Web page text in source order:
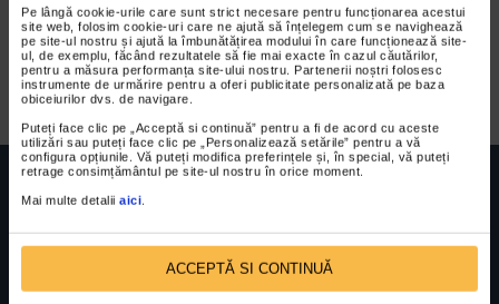
Pe lângă cookie-urile care sunt strict necesare pentru funcționarea acestui
site web, folosim cookie-uri care ne ajută să înțelegem cum se navighează
pe site-ul nostru și ajută la îmbunătățirea modului în care funcționează site-
ul, de exemplu, făcând rezultatele să fie mai exacte în cazul căutărilor,
pentru a măsura performanța site-ului nostru. Partenerii noștri folosesc
instrumente de urmărire pentru a oferi publicitate personalizată pe baza
obiceiurilor dvs. de navigare.
Puteți face clic pe „Acceptă si continuă” pentru a fi de acord cu aceste
utilizări sau puteți face clic pe „Personalizează setările” pentru a vă
configura opțiunile. Vă puteți modifica preferințele și, în special, vă puteți
retrage consimțământul pe site-ul nostru în orice moment.
Mai multe detalii aici
ACCEPTĂ SI CONTINUĂ
Black Box la Galeria Senso
FUNDATIA FILDAS ARTNr inreg registrul special: 4 PJ/ 29.01.2013
Cod fiscal: 9164384Sediu social: Str. Delfinului, Nr. 6, parter Bl. 42,
Sc. 4, Ap. 197, Sector 2